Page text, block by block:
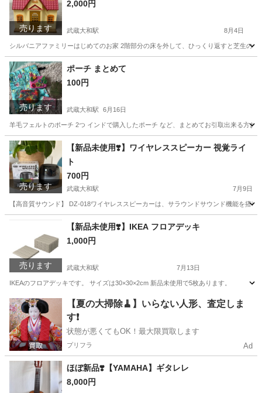
売ります
2,000円
武蔵大和駅 8月4日
シルバニアファミリーはじめてのお家 2階部分の床を外して、ひっくり返すと芝生の
東京 東大和市 武蔵大和駅
売ります
ポーチ まとめて
100円
武蔵大和駅 6月16日
羊毛フェルトのポーチ 2つ インドで購入したポーチ など、まとめてお引取出来る方お
東京 東大和市 武蔵大和駅
売ります
【新品未使用❣️】ワイヤレススピーカー 視覚ライ
ト
700円
武蔵大和駅 7月9日
【高音質サウンド】 DZ-018ワイヤレススピーカーは、サラウンドサウンド機能を搭
武蔵大和駅 ワイヤレススピーカー
売ります
【新品未使用❣️】IKEA フロアデッキ
1,000円
武蔵大和駅 7月13日
IKEAのフロアデッキです。 サイズは30×30×2cm 新品未使用で5枚あります。
東京 東大和市 武蔵大和駅 家具 デッキ
【夏の大掃除🧹】いらない人形、査定しま
す❗️
状態が悪くてもOK！最大限買取します
プリフラ Ad
ほぼ新品❣️【YAMAHA】ギタレレ
8,000円